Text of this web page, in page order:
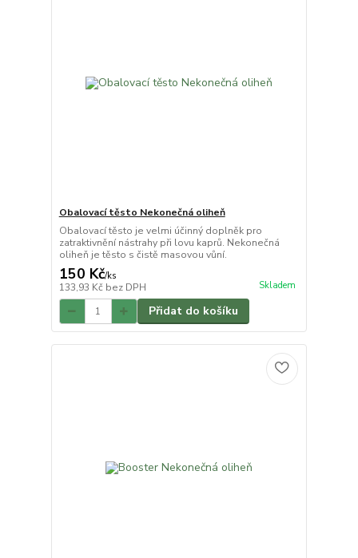
Obalovací těsto Nekonečná oliheň
Obalovací těsto je velmi účinný doplněk pro
zatraktivnění nástrahy při lovu kaprů. Nekonečná
oliheň je těsto s čistě masovou vůní.
150 Kč/ks
133,93 Kč bez DPH Skladem
Přidat do košíku